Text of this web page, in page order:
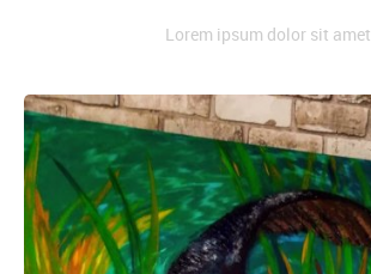
Lorem ipsum dolor sit amet